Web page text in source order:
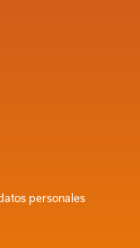
personales